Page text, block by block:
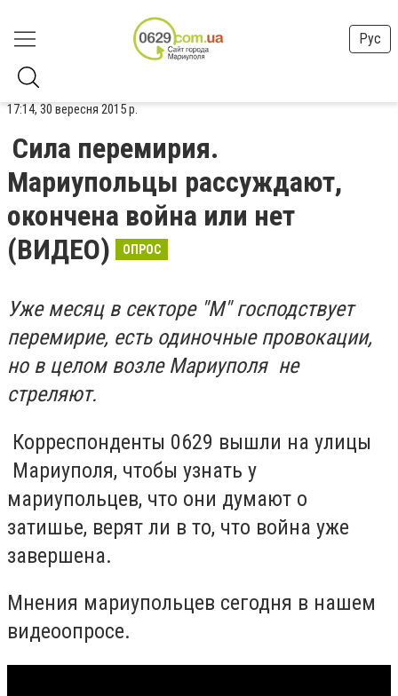
Рус
17:14, 30 вересня 2015 р.
Сила перемирия.
Мариупольцы рассуждают,
окончена война или нет
(ВИДЕО)
ОПРОС
Уже месяц в секторе "М" господствует
перемирие, есть одиночные провокации,
но в целом возле Мариуполя не
стреляют.
Корреспонденты 0629 вышли на улицы
Мариуполя, чтобы узнать у
мариупольцев, что они думают о
затишье, верят ли в то, что война уже
завершена.
Мнения мариупольцев сегодня в нашем
видеоопросе.